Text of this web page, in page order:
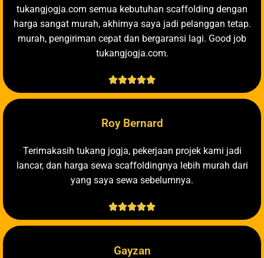
tukangjogja.com semua kebutuhan scaffolding dengan
harga sangat murah, akhirnya saya jadi pelanggan tetap.
murah, pengiriman cepat dan bergaransi lagi. Good job
tukangjogja.com.

Roy Bernard
Terimakasih tukang jogja, pekerjaan projek kami jadi
lancar, dan harga sewa scaffoldingnya lebih murah dari
yang saya sewa sebelumnya.

Gayzan